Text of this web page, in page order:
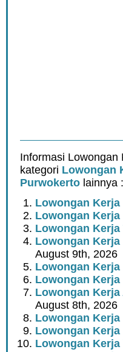
Informasi Lowongan
kategori Lowongan
Purwokerto lainnya :
Lowongan
Lowongan
Lowongan Kerja
Lowongan
August 9th, 2026
Lowongan Kerja
Lowongan
Lowongan Kerja
August 8th, 2026
Lowongan Kerja
Lowongan
Lowongan Kerja